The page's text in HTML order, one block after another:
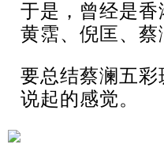
于是，曾经是
黄霑、倪匡、
要总结蔡澜五
说起的感觉。